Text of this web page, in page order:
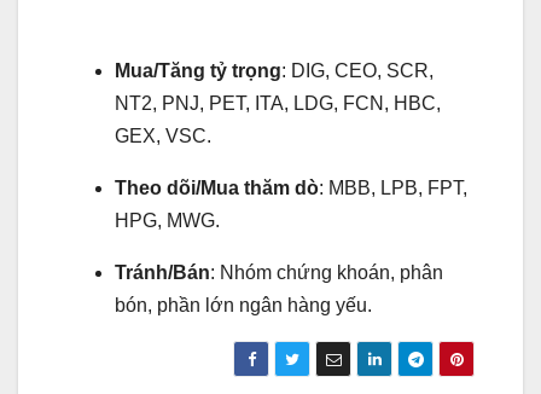
Mua/Tăng tỷ trọng: DIG, CEO, SCR,
NT2, PNJ, PET, ITA, LDG, FCN, HBC,
GEX, VSC.
Theo dõi/Mua thăm dò: MBB, LPB, FPT,
HPG, MWG.
Tránh/Bán: Nhóm chứng khoán, phân
bón, phần lớn ngân hàng yếu.